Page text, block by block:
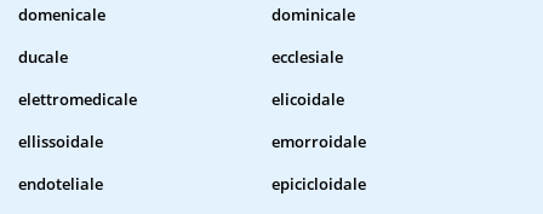
domenicale
dominicale
ducale
ecclesiale
elettromedicale
elicoidale
ellissoidale
emorroidale
endoteliale
epicicloidale